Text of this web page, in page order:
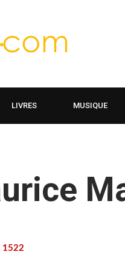
LIVRES MUSIQUE
1522